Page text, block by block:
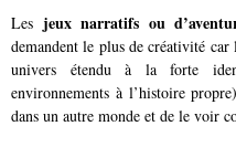
Les jeux narratifs ou
demandent le plus de créativité
univers étendu à la forte
environnements à l’histoire
dans un autre monde et de le voir